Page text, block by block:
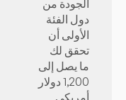
الجودة من
دول الفئة
الأولى أن
تحقق لك
ما يصل إلى
1,200 دولار